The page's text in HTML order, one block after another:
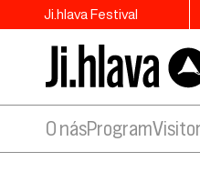
Ji.hlava Festival
O násProgram